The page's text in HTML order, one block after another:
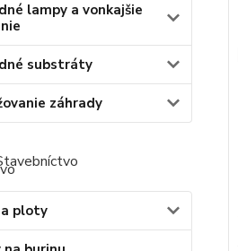
lampy a vonkajšie
substráty
záhrady
ploty